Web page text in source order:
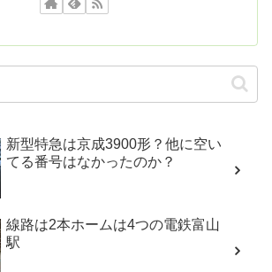
新型特急は京成3900形？他に空い
てる番号はなかったのか？
線路は2本ホームは4つの電鉄富山
駅